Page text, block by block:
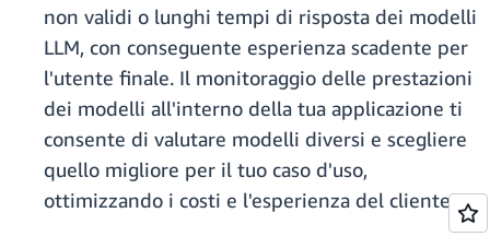
non validi o lunghi tempi di risposta dei modelli
LLM, con conseguente esperienza scadente per
l'utente finale. Il monitoraggio delle prestazioni
dei modelli all'interno della tua applicazione ti
consente di valutare modelli diversi e scegliere
quello migliore per il tuo caso d'uso,
ottimizzando i costi e l'esperienza del cliente.